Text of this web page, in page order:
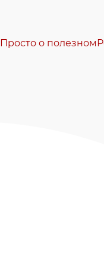
Просто о полезном